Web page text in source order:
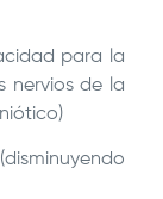
para la
nervios de la